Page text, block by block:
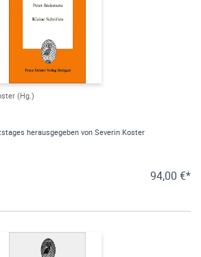
(Hg.)
herausgegeben von Severin Koster
94,00 €*